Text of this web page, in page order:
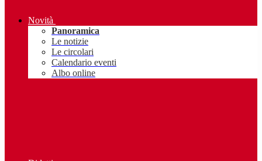
Novità
Panoramica
Le notizie
Le circolari
Calendario eventi
Albo online